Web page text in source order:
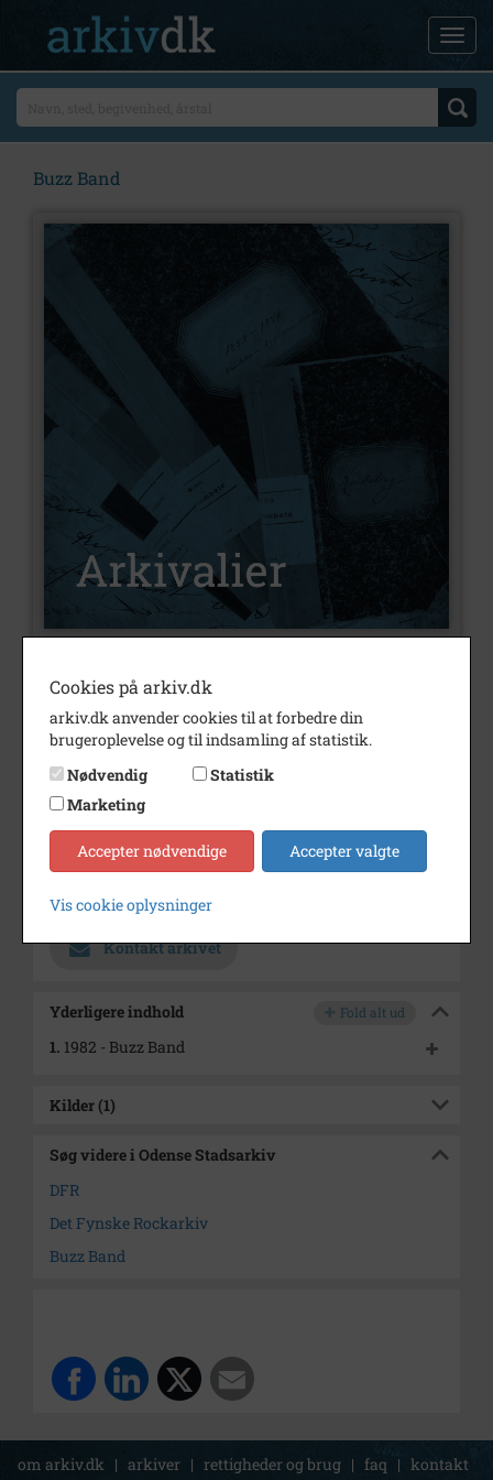
Buzz Band
Nummer
Type
Arkivalier
Beskrivelse
Årstal
1982
Arkiv
Kontakt arkivet
Yderligere indhold Fold alt ud
1. 1982 - Buzz Band
Kilder (1)
Søg videre i Odense Stadsarkiv
DFR
Det Fynske Rockarkiv
Buzz Band
om arkiv.dk | arkiver | rettigheder og brug | faq | kontakt
Cookies på arkiv.dk
arkiv.dk anvender cookies til at forbedre din
brugeroplevelse og til indsamling af statistik.
Nødvendig
Statistik
Marketing
Accepter nødvendige Accepter valgte
Vis cookie oplysninger